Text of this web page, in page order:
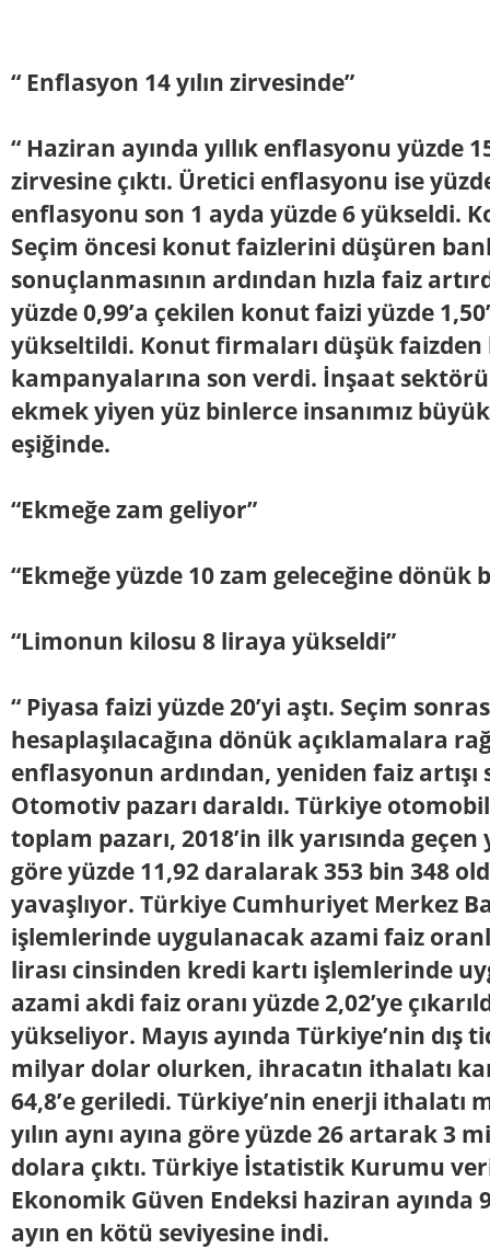
“ Enflasyon 14 yılın zirvesinde”
“ Haziran ayında yıllık enflasyonu yüzde
zirvesine çıktı. Üretici enflasyonu ise yüzde
enflasyonu son 1 ayda yüzde 6 yükseldi.
Seçim öncesi konut faizlerini düşüren
sonuçlanmasının ardından hızla faiz
yüzde 0,99’a çekilen konut faizi yüzde
yükseltildi. Konut firmaları düşük faizden
kampanyalarına son verdi. İnşaat
ekmek yiyen yüz binlerce insanımız
eşiğinde.
“Ekmeğe zam geliyor”
“Ekmeğe yüzde 10 zam geleceğine dönük
“Limonun kilosu 8 liraya yükseldi”
“ Piyasa faizi yüzde 20’yi aştı. Seçim
hesaplaşılacağına dönük açıklamalara
enflasyonun ardından, yeniden faiz
Otomotiv pazarı daraldı. Türkiye
toplam pazarı, 2018’in ilk yarısında geçen
göre yüzde 11,92 daralarak 353 bin 348
yavaşlıyor. Türkiye Cumhuriyet Merkez
işlemlerinde uygulanacak azami faiz
lirası cinsinden kredi kartı işlemlerinde
azami akdi faiz oranı yüzde 2,02’ye
yükseliyor. Mayıs ayında Türkiye’nin dış
milyar dolar olurken, ihracatın ithalatı
64,8’e geriledi. Türkiye’nin enerji ithalatı
yılın aynı ayına göre yüzde 26 artarak 3
dolara çıktı. Türkiye İstatistik Kurumu
Ekonomik Güven Endeksi haziran ayında
ayın en kötü seviyesine indi.